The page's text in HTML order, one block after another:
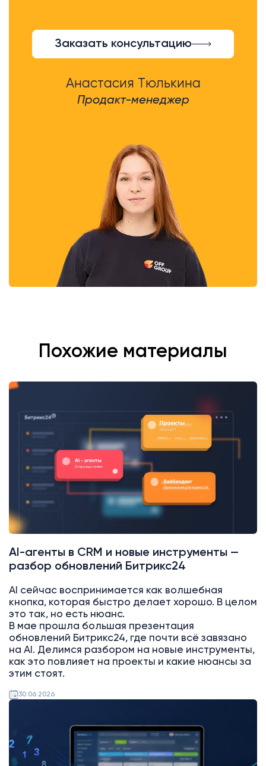
Заказать консультацию
Анастасия Тюлькина
Продакт-менеджер
Похожие материалы
AI-агенты в CRM и новые инструменты —
разбор обновлений Битрикс24
AI сейчас воспринимается как волшебная
кнопка, которая быстро делает хорошо. В целом
это так, но есть нюанс.
В мае прошла большая презентация
обновлений Битрикс24, где почти всё завязано
на AI. Делимся разбором на новые инструменты,
как это повлияет на проекты и какие нюансы за
этим стоят.
30.06.2026